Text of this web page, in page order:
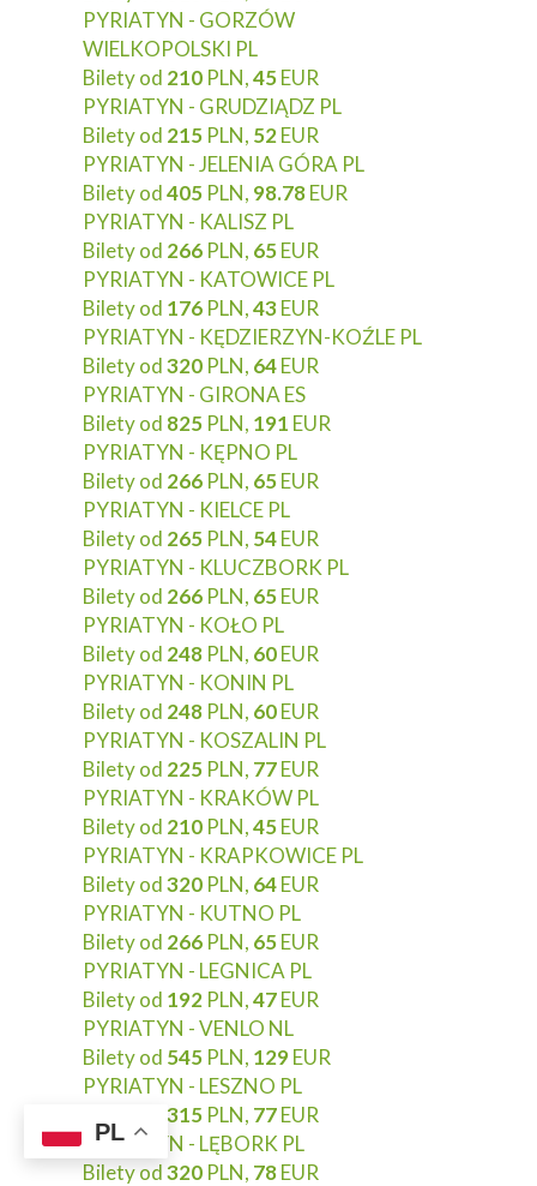
PL
PYRIATYN - GORZÓW
WIELKOPOLSKI PL
Bilety od 210 PLN,45EUR
PYRIATYN - GRUDZIĄDZ PL
Bilety od 215 PLN, 52EUR
PYRIATYN - JELENIA GÓRA PL
Bilety od405 PLN, 98.78EUR
PYRIATYN - KALISZ PL
Bilety od 266 PLN, 65EUR
PYRIATYN - KATOWICE PL
Bilety od 176 PLN,43EUR
PYRIATYN - KĘDZIERZYN-KOŹLE PL
Bilety od320 PLN, 64EUR
PYRIATYN - GIRONA ES
Bilety od 825 PLN, 191 EUR
PYRIATYN - KĘPNO PL
Bilety od 266 PLN, 65EUR
PYRIATYN - KIELCE PL
Bilety od 265 PLN, 54EUR
PYRIATYN - KLUCZBORK PL
Bilety od 266 PLN, 65EUR
PYRIATYN - KOŁO PL
Bilety od 248 PLN, 60EUR
PYRIATYN - KONIN PL
Bilety od 248 PLN, 60EUR
PYRIATYN - KOSZALIN PL
Bilety od 225 PLN, 77EUR
PYRIATYN - KRAKÓW PL
Bilety od 210 PLN,45EUR
PYRIATYN - KRAPKOWICE PL
Bilety od320 PLN, 64EUR
PYRIATYN - KUTNO PL
Bilety od 266 PLN, 65EUR
PYRIATYN - LEGNICA PL
Bilety od 192 PLN,47EUR
PYRIATYN - VENLO NL
Bilety od 545 PLN, 129EUR
PYRIATYN - LESZNO PL
315 PLN, 77EUR
PYRIATYN - LĘBORK PL
Bilety od320 PLN, 78EUR